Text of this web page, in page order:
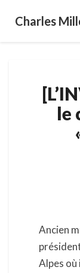
Charles
le
Ancien
Alpes où